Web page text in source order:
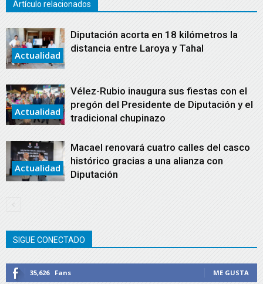
Artículo relacionados
Actualidad
Diputación acorta en 18 kilómetros la
distancia entre Laroya y Tahal
Actualidad
Vélez-Rubio inaugura sus fiestas con el
pregón del Presidente de Diputación y el
tradicional chupinazo
Actualidad
Macael renovará cuatro calles del casco
histórico gracias a una alianza con
Diputación
SIGUE CONECTADO
35,626 Fans ME GUSTA